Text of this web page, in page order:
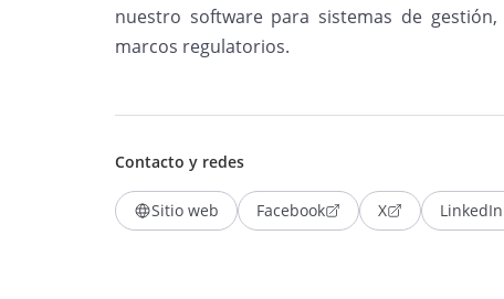
nuestro software para sistemas de
marcos regulatorios.
Contacto y redes
Sitio web Facebook X LinkedIn